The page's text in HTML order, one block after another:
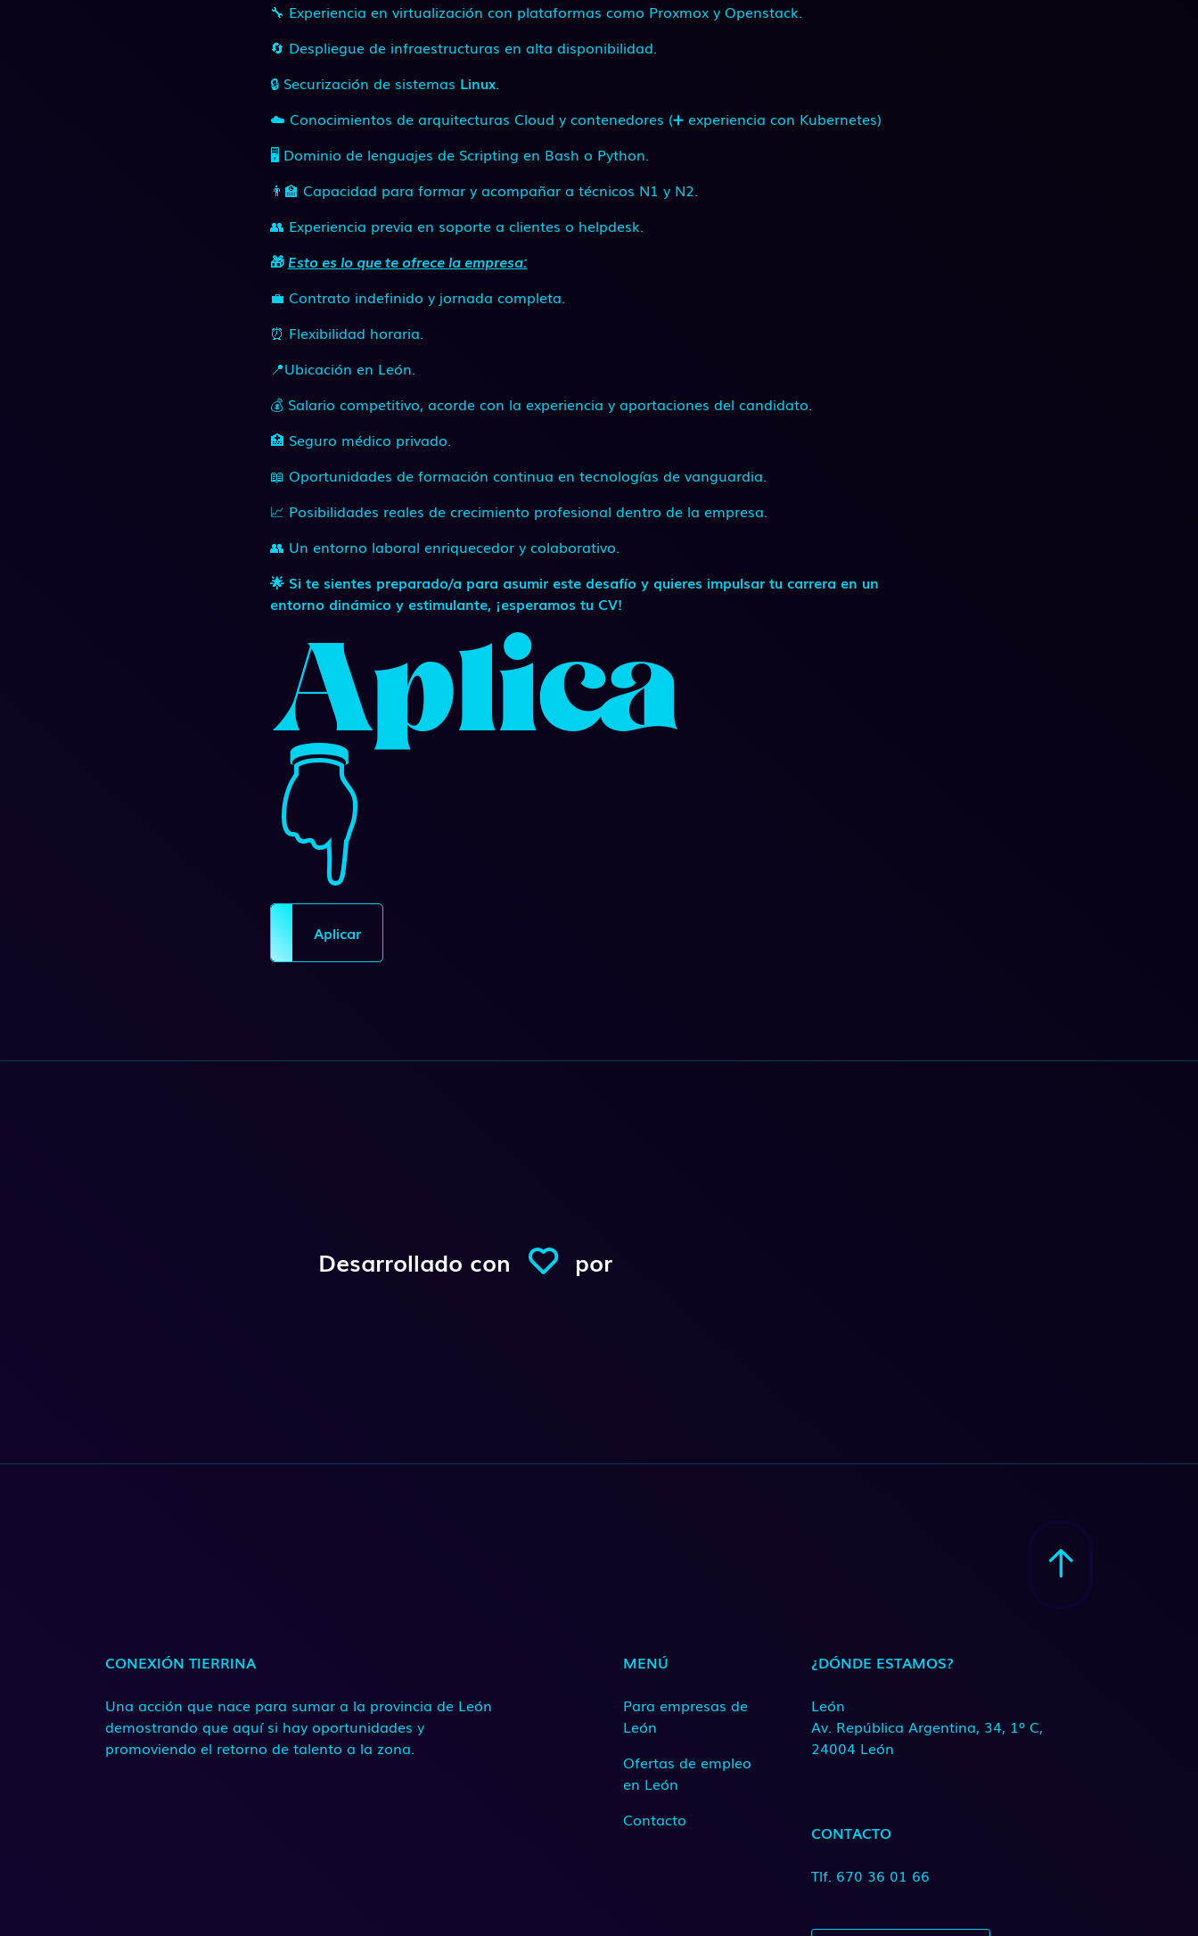
🔧 Experiencia en virtualización con plataformas como Proxmox y Openstack.
🔄 Despliegue de infraestructuras en alta disponibilidad.
🔒 Securización de sistemas Linux.
☁️ Conocimientos de arquitecturas Cloud y contenedores (➕ experiencia con Kubernetes)
🖥️ Dominio de lenguajes de Scripting en Bash o Python.
👨‍🏫 Capacidad para formar y acompañar a técnicos N1 y N2.
👥 Experiencia previa en soporte a clientes o helpdesk.
🎁Esto es lo que te ofrece la empresa:
💼 Contrato indefinido y jornada completa.
⏰ Flexibilidad horaria.
📍Ubicación en León.
💰 Salario competitivo, acorde con la experiencia y aportaciones del candidato.
🏥 Seguro médico privado.
📖 Oportunidades de formación continua en tecnologías de vanguardia.
📈 Posibilidades reales de crecimiento profesional dentro de la empresa.
👥 Un entorno laboral enriquecedor y colaborativo.
🌟 Si te sientes preparado/a para asumir este desafío y quieres impulsar tu carrera en un
entorno dinámico y estimulante, ¡esperamos tu CV!
Aplica
👇
Aplicar
Desarrollado con por
CONEXIÓN TIERRINA
Una acción que nace para sumar a la provincia de León
demostrando que aquí si hay oportunidades y
promoviendo el retorno de talento a la zona.
MENÚ
Para empresas de
León
Ofertas de empleo
en León
Contacto
¿DÓNDE ESTAMOS?
León
Av. República Argentina, 34, 1º C,
24004 León
CONTACTO
Tlf. 670 36 01 66